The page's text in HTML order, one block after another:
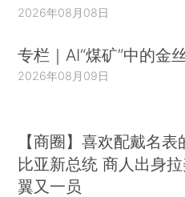
2026年08月08日
专栏｜AI“煤矿”中的金
2026年08月09日
【商圈】喜欢配戴名表
比亚新总统 商人出身
翼又一员